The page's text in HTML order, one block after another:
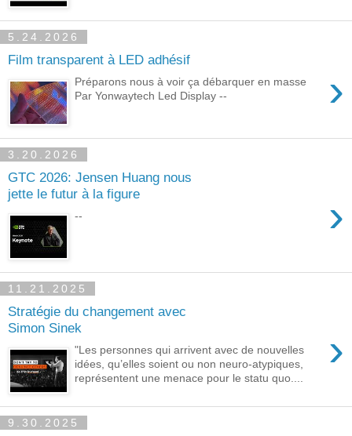
5.24.2026
Film transparent à LED adhésif
›
Préparons nous à voir ça débarquer en masse
Par Yonwaytech Led Display --
3.20.2026
GTC 2026: Jensen Huang nous
jette le futur à la figure
›
--
11.21.2025
Stratégie du changement avec
Simon Sinek
›
"Les personnes qui arrivent avec de nouvelles
idées, qu’elles soient ou non neuro-atypiques,
représentent une menace pour le statu quo....
9.30.2025